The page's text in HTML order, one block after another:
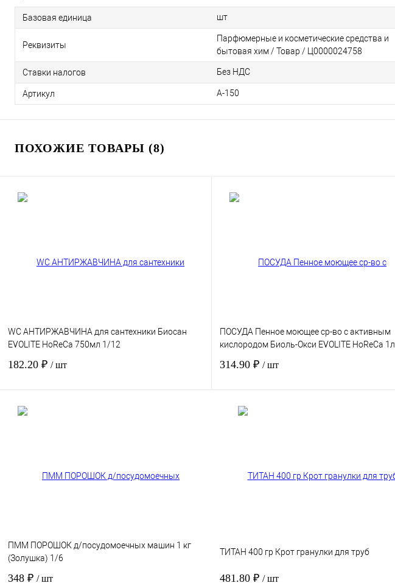
Базовая единица шт
Реквизиты
Парфюмерные и косметические средства и
бытовая хим / Товар / Ц0000024758
Ставки налогов Без НДС
Артикул А-150
ПОХОЖИЕ ТОВАРЫ (8)
WC АНТИРЖАВЧИНА для сантехники Биосан
EVOLITE HoReCa 750мл 1/12
182.20 ₽ / шт
ПОСУДА Пенное моющее ср-во с активным
кислородом Биоль-Окси EVOLITE HoReCa 1л
314.90 ₽ / шт
ПММ ПОРОШОК д/посудомоечных машин 1 кг
(Золушка) 1/6
348 ₽ / шт
ТИТАН 400 гр Крот гранулки для труб
481.80 ₽ / шт